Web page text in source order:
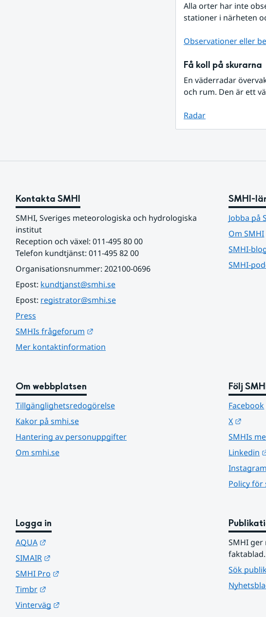
Alla orter har inte
stationer i närheten
Observationer eller
Få koll på skurarna
En väderradar
och rum. Den är ett
Radar
Kontakta SMHI
SMHI, Sveriges meteorologiska och hydrologiska
institut
Reception och växel: 011-495 80 00
Telefon kundtjänst: 011-495 82 00
Organisationsnummer: 202100-0696
Epost: kundtjanst@smhi.se
Epost: registrator@smhi.se
Press
SMHIs frågeforum
Mer kontaktinformation
SMHI-
Jobba på
Om SMHI
SMHI-
SMHI-
Om webbplatsen
Tillgänglighetsredogörelse
Kakor på smhi.se
Hantering av personuppgifter
Om smhi.se
Följ
Facebook
X
SMHIs
Linkedin
Instagram
Policy för
Logga in
AQUA
SIMAIR
SMHI Pro
Timbr
Vinterväg
SMHI
faktablad.
Sök